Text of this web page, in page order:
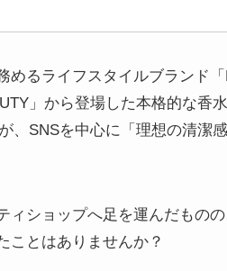
るライフスタイルブランド
」から登場した本格的な香
、SNSを中心に「理想の清潔
ィショップへ足を運んだもの
ことはありませんか？